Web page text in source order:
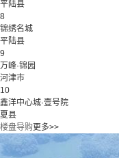
平陆县
8
锦绣名城
平陆县
9
万峰·锦园
河津市
10
鑫洋中心城·壹号院
夏县
楼盘导购更多>>